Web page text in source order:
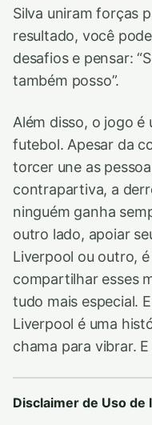
Silva uniram forças
resultado, você
desafios e pensar:
também posso”.
Além disso, o jogo
futebol. Apesar da
torcer une as
contrapartiva, a
ninguém ganha
outro lado, apoiar
Liverpool ou outro,
compartilhar esses
tudo mais especial.
Liverpool é uma
chama para vibrar.
Disclaimer de Uso de